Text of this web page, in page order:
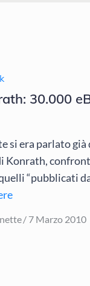
30.000
si era parlato già
Konrath,
“pubblicati
Posted
7 Marzo 2010